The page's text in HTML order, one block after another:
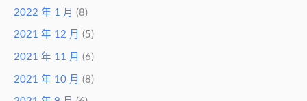
2022 年 1 月 (8)
2021 年 12 月 (5)
2021 年 11 月 (6)
2021 年 10 月 (8)